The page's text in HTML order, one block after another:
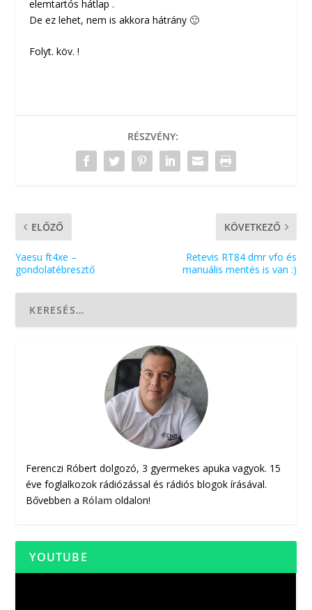
elemtartós hátlap .
De ez lehet, nem is akkora hátrány 🙂
Folyt. köv. !
RÉSZVÉNY:
ELŐZŐ
Yaesu ft4xe –
gondolatébresztő
KÖVETKEZŐ
Retevis RT84 dmr vfo és
manuális mentés is van :)
Ferenczi Róbert dolgozó, 3 gyermekes apuka vagyok. 15
éve foglalkozok rádiózással és rádiós blogok írásával.
Bővebben a Rólam oldalon!
YOUTUBE